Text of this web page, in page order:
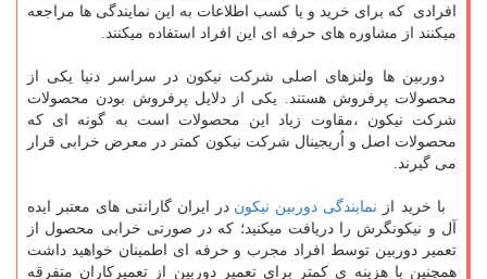
افرادی که برای خرید و یا کسب اطلاعات به این نمایندگی ها مراجعه
میکنند از مشاوره های حرفه ای این افراد استفاده میکنند.
دوربین ها ولنزهای اصلی شرکت نیکون در سراسر دنیا یکی از
محصولات پرفروش هستند. یکی از دلایل پرفروش بودن محصولات
شرکت نیکون ،مقاوت زیاد این محصولات است به گونه ای که
محصولات اصل و اُریجینال شرکت نیکون کمتر در معرض خرابی قرار
می گیرند.
با خرید از نمایندگی دوربین نیکون در ایران گارانتی های معتبر ایده
آل و نیکونگرش را دریافت میکنید؛ که در صورتی خرابی محصول از
تعمیر دوربین توسط افراد مجرب و حرفه ای اطمینان خواهید داشت
همچنین با هزینه ی کمتر برای تعمیر دوربین از تعمیرکاران متفرقه